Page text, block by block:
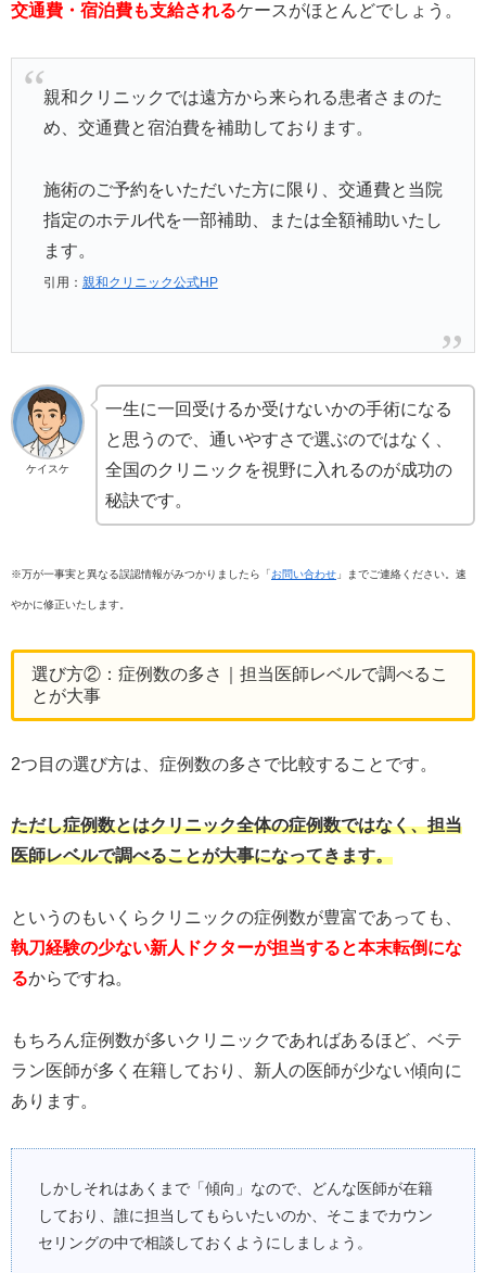
交通費・宿泊費も支給されるケースがほとんどでしょう。
親和クリニックでは遠方から来られる患者さまのた
め、交通費と宿泊費を補助しております。
施術のご予約をいただいた方に限り、交通費と当院
指定のホテル代を一部補助、または全額補助いたし
ます。
引用： 親和クリニック公式HP
ケイスケ
一生に一回受けるか受けないかの手術になる
と思うので、通いやすさで選ぶのではなく、
全国のクリニックを視野に入れるのが成功の
秘訣です。
※万が一事実と異なる誤認情報がみつかりましたら「お問い合わせ 」までご連絡ください。速
やかに修正いたします。
選び方②：症例数の多さ｜担当医師レベルで調べるこ
とが大事
2つ目の選び方は、症例数の多さで比較することです。
ただし症例数とはクリニック全体の症例数ではなく、担当
医師レベルで調べることが大事になってきます。
というのもいくらクリニックの症例数が豊富であっても、
執刀経験の少ない新人ドクターが担当すると本末転倒にな
るからですね。
もちろん症例数が多いクリニックであればあるほど、ベテ
ラン医師が多く在籍しており、新人の医師が少ない傾向に
あります。
しかしそれはあくまで「傾向」なので、どんな医師が在籍
しており、誰に担当してもらいたいのか、そこまでカウン
セリングの中で相談しておくようにしましょう。